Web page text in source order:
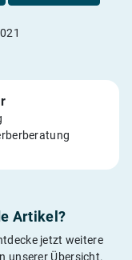
Artikel?
jetzt weitere
unserer Übersicht.